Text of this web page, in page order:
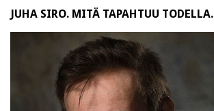
JUHA SIRO. MITÄ TAPAHTUU TODELLA.